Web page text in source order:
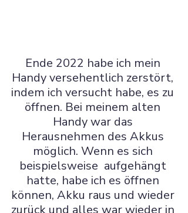
Ende 2022 habe ich mein
Handy versehentlich zerstört,
indem ich versucht habe, es zu
öffnen. Bei meinem alten
Handy war das
Herausnehmen des Akkus
möglich. Wenn es sich
beispielsweise  aufgehängt
hatte, habe ich es öffnen
können, Akku raus und wieder